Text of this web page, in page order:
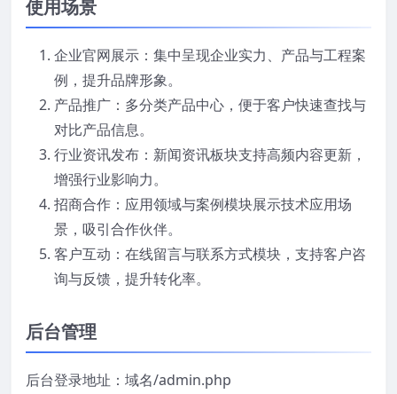
使用场景
企业官网展示：集中呈现企业实力、产品与工程案
例，提升品牌形象。
产品推广：多分类产品中心，便于客户快速查找与
对比产品信息。
行业资讯发布：新闻资讯板块支持高频内容更新，
增强行业影响力。
招商合作：应用领域与案例模块展示技术应用场
景，吸引合作伙伴。
客户互动：在线留言与联系方式模块，支持客户咨
询与反馈，提升转化率。
后台管理
后台登录地址：域名/admin.php